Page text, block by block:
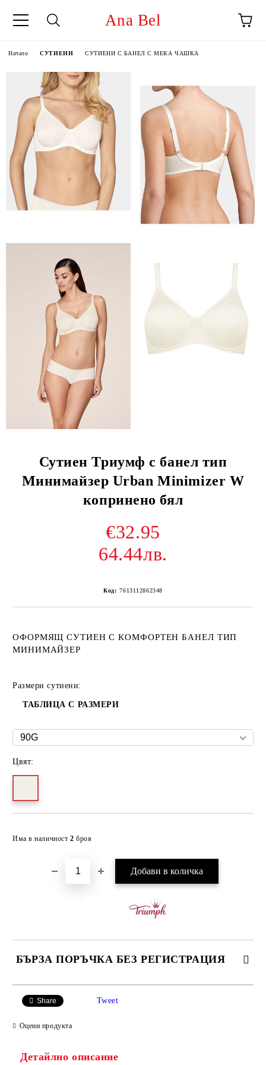
Ana Bel
Начало СУТИЕНИ СУТИЕНИ С БАНЕЛ С МЕКА ЧАШКА
Сутиен Триумф с банел тип
Минимайзер Urban Minimizer W
копринено бял
€32.95
64.44лв.
Код: 7613112862348
ОФОРМЯЩ СУТИЕН С КОМФОРТЕН БАНЕЛ ТИП
МИНИМАЙЗЕР
Размери сутиени:
ТАБЛИЦА С РАЗМЕРИ
Цвят:
Има в наличност 2 броя
БЪРЗА ПОРЪЧКА БЕЗ РЕГИСТРАЦИЯ
Share
Tweet
Оцени продукта
Детайлно описание